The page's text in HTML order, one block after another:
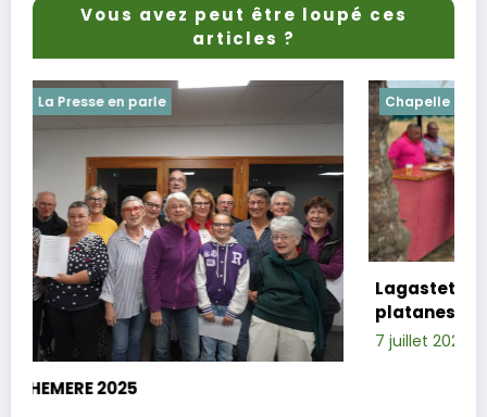
Vous avez peut être loupé ces
articles ?
Chapelle
Lagastet : le repas champêtre réussi
platanes
7 juillet 2025 Xavier D.